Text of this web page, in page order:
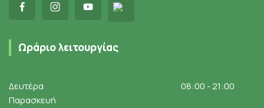
Ωράριο λειτουργίας
Δευτέρα
Παρασκευή
08:00 - 21:00